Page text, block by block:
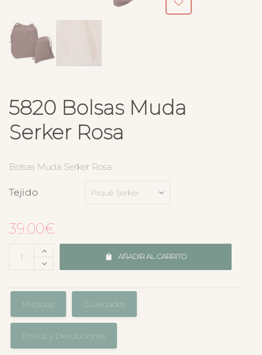
5820 Bolsas Muda
Serker Rosa
Bolsas Muda Serker Rosa
Tejido
39.00€
AÑADIR AL CARRITO
Medidas Cualidades
Envíos y Devoluciones